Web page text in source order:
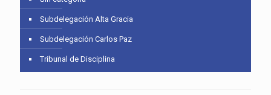
Subdelegación Alta Gracia
Subdelegación Carlos Paz
Tribunal de Disciplina